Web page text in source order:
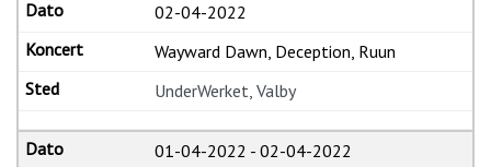
02-04-2022
Wayward Dawn, Deception, Ruun
UnderWerket, Valby
01-04-2022 -02-04-2022